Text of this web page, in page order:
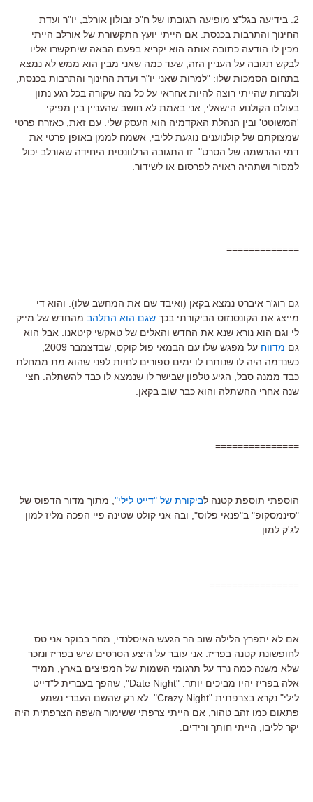
2. בידיעה בגל"צ מופיעה תגובתו של ח"כ זבולון אורלב, יו"ר ועדת
החינוך והתרבות בכנסת. אם הייתי יועץ התקשורת של אורלב הייתי
מכין לו הודעה כתובה אותה הוא יקריא בפעם הבאה שיתקשרו אליו
לבקש תגובה על העניין הזה, שעד כמה שאני מבין הוא ממש לא נמצא
בתחום הסמכות שלו: "למרות שאני יו"ר ועדת החינוך והתרבות בכנסת,
ולמרות שהייתי רוצה להיות אחראי על כל מה שקורה בכל רגע נתון
בעולם הקולנוע הישאלי, אני באמת לא חושב שהעניין בין מפיקי
'המשוטט' ובין הנהלת האקדמיה הוא העסק שלי. עם זאת, כאזרח פרטי
שמצוקתם של קולנוענים נוגעת לליבי, אשמח לממן באופן פרטי את
דמי ההרשמה של הסרט". זו התגובה הרלוונטית היחידה שאורלב יכול
למסור ושתהיה ראויה לפרסום או לשידור.
=============
גם רוג'ר איברט נמצא בקאן (ואיבד שם את המחשב שלו). והוא די
מייצג את הקונסנזוס הביקורתי בכך שגם הוא התלהב מהחדש של מייק
לי וגם הוא נורא שנא את החדש והאלים של טאקשי קיטאנו. אבל הוא
גם מדווח
כשנדמה היה לו שנותרו לו ימים ספורים לחיות לפני שהוא מת ממחלת
כבד ממנה סבל, הגיע טלפון שבישר לו שנמצא לו כבד להשתלה. חצי
שנה אחרי ההשתלה והוא כבר שוב בקאן.
===============
הוספתי תוספת קטנה לביקורת של "דייט לילי" , מתוך מדור הדפוס של
"סינמסקופ" ב"פנאי פלוס", ובה אני קולט שטינה פיי הפכה מליז למון
לג'ק למון.
================
אם לא יתפרץ הלילה שוב הר הגעש האיסלנדי, מחר בבוקר אני טס
לחופשונת קטנה בפריז. אני עובר על היצע הסרטים שיש בפריז ונזכר
שלא משנה כמה נרד על תרגומי השמות של המפיצים בארץ, תמיד
אלה בפריז יהיו מביכים יותר. "Date Night", שהפך בעברית ל"דייט
לילי" נקרא בצרפתית "Crazy Night". לא רק שהשם העברי נשמע
פתאום כמו זהב טהור, אם הייתי צרפתי ששימור השפה הצרפתית היה
יקר לליבו, הייתי חותך ורידים.